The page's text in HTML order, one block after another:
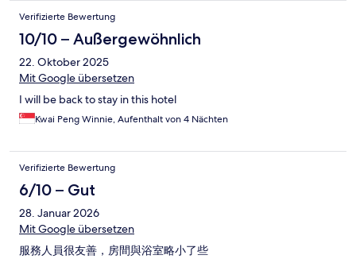
Verifizierte Bewertung
10/10 – Außergewöhnlich
22. Oktober 2025
Mit Google übersetzen
I will be back to stay in this hotel
Kwai Peng Winnie, Aufenthalt von 4 Nächten
Verifizierte Bewertung
6/10 – Gut
28. Januar 2026
Mit Google übersetzen
服務人員很友善，房間與浴室略小了些